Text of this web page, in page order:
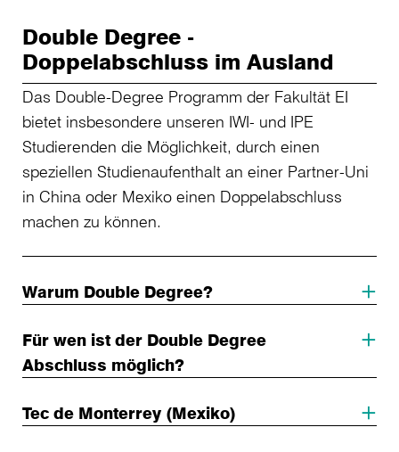
Double Degree -
Doppelabschluss im Ausland
Das Double-Degree Programm der Fakultät EI
bietet insbesondere unseren IWI- und IPE
Studierenden die Möglichkeit, durch einen
speziellen Studienaufenthalt an einer Partner-Uni
in China oder Mexiko einen Doppelabschluss
machen zu können.
Warum Double Degree?
Für wen ist der Double Degree
Abschluss möglich?
Tec de Monterrey (Mexiko)